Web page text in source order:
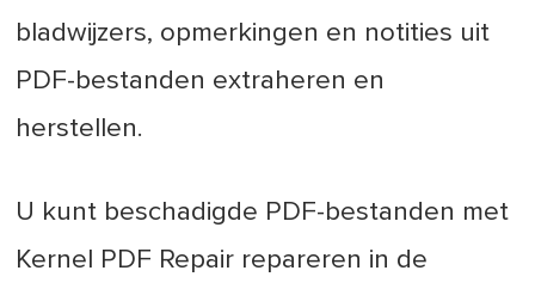
bladwijzers, opmerkingen en notities uit
PDF-bestanden extraheren en
herstellen.
U kunt beschadigde PDF-bestanden met
Kernel PDF Repair repareren in de